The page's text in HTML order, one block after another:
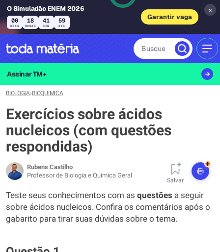
O Simuladão ENEM 2026
00
DIAS
18
HORAS
41
MIN
58
SEG
Garantir vaga
×
Busque
Assinar TM+
BIOLOGIA›BIOQUÍMICA
Exercícios sobre ácidos
nucleicos (com questões
respondidas)
Rubens Castilho
Professor de Biologia e Química Geral
Salvar
+
Teste seus conhecimentos com as questões a seguir
sobre ácidos nucleicos. Confira os comentários após o
gabarito para tirar suas dúvidas sobre o tema.